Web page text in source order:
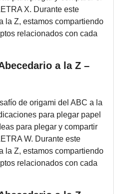
X. Durante este
la Z, estamos compartiendo
relacionados con cada
a la Z –
de origami del ABC a la
para plegar papel
para plegar y compartir
W. Durante este
la Z, estamos compartiendo
relacionados con cada